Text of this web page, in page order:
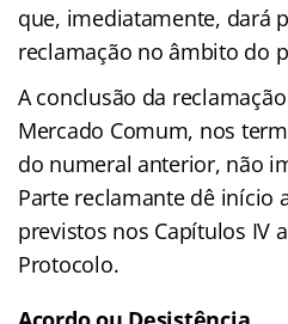
que, imediatamente, dará
reclamação no âmbito do
A conclusão da
Mercado Comum, nos
do numeral anterior, não
Parte reclamante dê início
previstos nos Capítulos IV
Protocolo.